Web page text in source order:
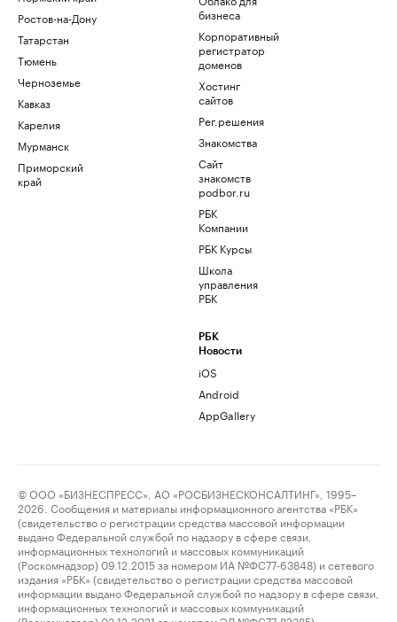
Ростов-на-Дону
Татарстан
Тюмень
Черноземье
Кавказ
Карелия
Мурманск
Приморский
край
бизнеса
Корпоративный
регистратор
доменов
Хостинг
сайтов
Рег.решения
Знакомства
Сайт
знакомств
podbor.ru
РБК
Компании
РБК Курсы
Школа
управления
РБК
РБК
Новости
iOS
Android
AppGallery
© ООО «БИЗНЕСПРЕСС», АО «РОСБИЗНЕСКОНСАЛТИНГ», 1995–
2026. Сообщения и материалы информационного агентства «РБК»
(свидетельство о регистрации средства массовой информации
выдано Федеральной службой по надзору в сфере связи,
информационных технологий и массовых коммуникаций
(Роскомнадзор) 09.12.2015 за номером ИА №ФС77-63848) и сетевого
издания «РБК» (свидетельство о регистрации средства массовой
информации выдано Федеральной службой по надзору в сфере связи,
информационных технологий и массовых коммуникаций